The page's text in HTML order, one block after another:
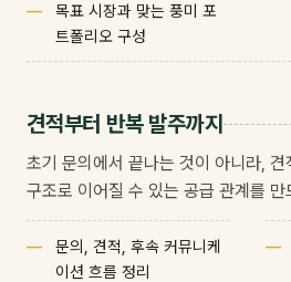
목표 시장과 맞는 풍미 포
트폴리오 구성
견적부터 반복 발주까지
초기 문의에서 끝나는 것이 아니라,
구조로 이어질 수 있는 공급 관계를
문의, 견적, 후속 커뮤니케
이션 흐름 정리